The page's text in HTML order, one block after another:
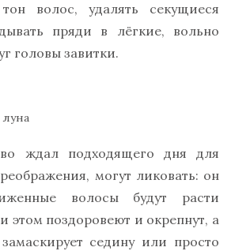
тон волос, удалять секущиеся
пряди в лёгкие, вольно
головы завитки.
ждал подходящего дня для
могут ликовать: он
волосы будут расти
этом поздоровеют и окрепнут, а
седину или просто